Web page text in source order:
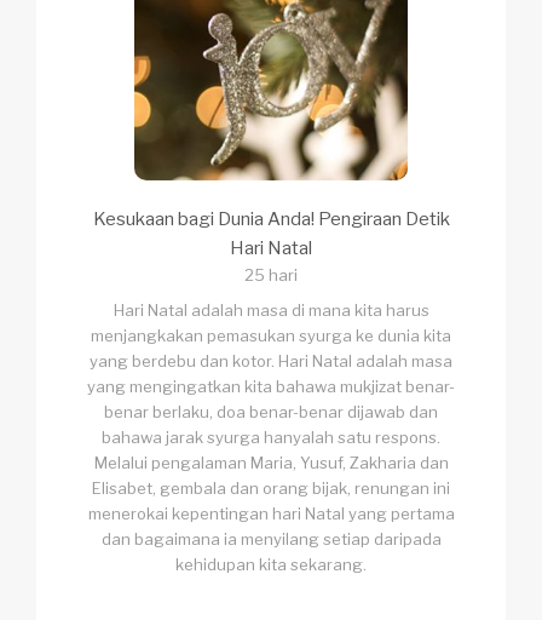
Kesukaan bagi Dunia Anda! Pengiraan Detik
Hari Natal
25 hari
Hari Natal adalah masa di mana kita harus
menjangkakan pemasukan syurga ke dunia kita
yang berdebu dan kotor. Hari Natal adalah masa
yang mengingatkan kita bahawa mukjizat benar-
benar berlaku, doa benar-benar dijawab dan
bahawa jarak syurga hanyalah satu respons.
Melalui pengalaman Maria, Yusuf, Zakharia dan
Elisabet, gembala dan orang bijak, renungan ini
menerokai kepentingan hari Natal yang pertama
dan bagaimana ia menyilang setiap daripada
kehidupan kita sekarang.